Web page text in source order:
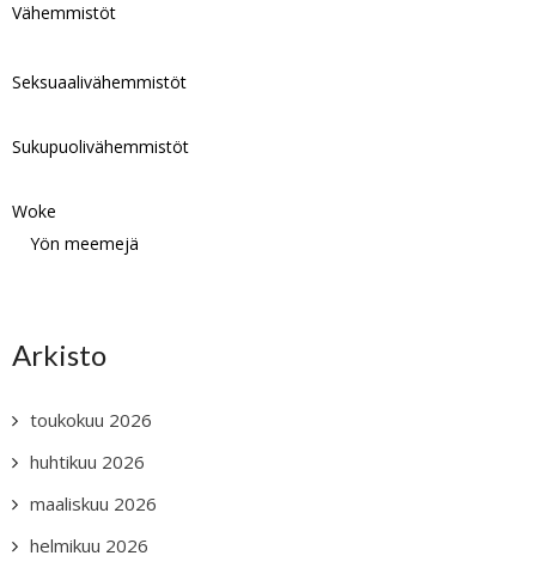
Vähemmistöt
Seksuaalivähemmistöt
Sukupuolivähemmistöt
Woke
Yön meemejä
Arkisto
toukokuu 2026
huhtikuu 2026
maaliskuu 2026
helmikuu 2026